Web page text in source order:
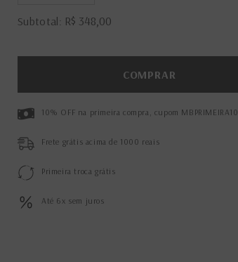
de
Ouro
de
Ouro
Subtotal: R$ 348,00
COMPRAR
10% OFF na primeira compra, cupom MBPRIMEIRA10
Frete grátis acima de 1000 reais
Primeira troca grátis
Até 6x sem juros